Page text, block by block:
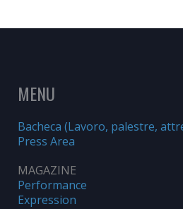
MENU
Bacheca (Lavoro, palestre,
Press Area
MAGAZINE
Performance
Expression